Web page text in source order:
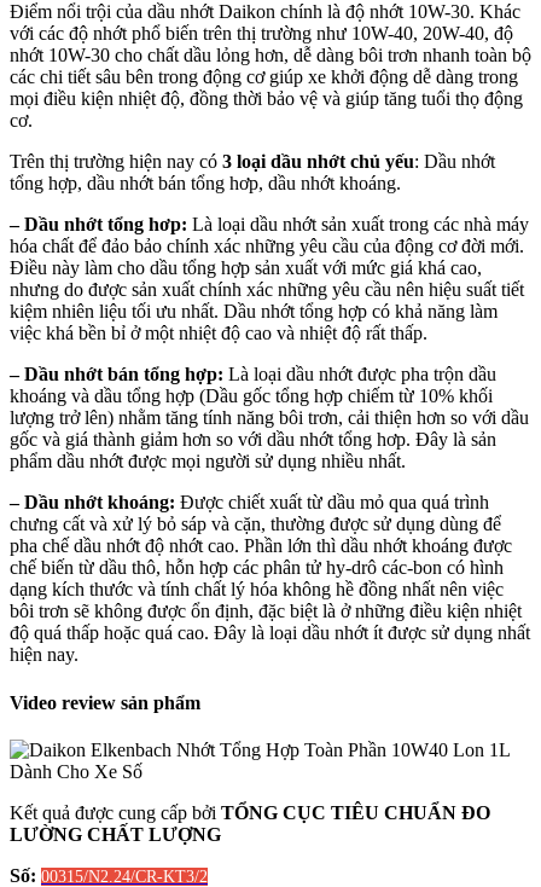
Điểm nổi trội của dầu nhớt Daikon chính là độ nhớt 10W-30. Khác
với các độ nhớt phổ biến trên thị trường như 10W-40, 20W-40, độ
nhớt 10W-30 cho chất dầu lỏng hơn, dễ dàng bôi trơn nhanh toàn bộ
các chi tiết sâu bên trong động cơ giúp xe khởi động dễ dàng trong
mọi điều kiện nhiệt độ, đồng thời bảo vệ và giúp tăng tuổi thọ động
cơ.
Trên thị trường hiện nay có 3 loại dầu nhớt chủ yếu: Dầu nhớt
tổng hợp, dầu nhớt bán tổng hơp, dầu nhớt khoáng.
– Dầu nhớt tổng hơp: Là loại dầu nhớt sản xuất trong các nhà máy
hóa chất để đảo bảo chính xác những yêu cầu của động cơ đời mới.
Điều này làm cho dầu tổng hợp sản xuất với mức giá khá cao,
nhưng do được sản xuất chính xác những yêu cầu nên hiệu suất tiết
kiệm nhiên liệu tối ưu nhất. Dầu nhớt tổng hợp có khả năng làm
việc khá bền bỉ ở một nhiệt độ cao và nhiệt độ rất thấp.
– Dầu nhớt bán tổng hợp: Là loại dầu nhớt được pha trộn dầu
khoáng và dầu tổng hợp (Dầu gốc tổng hợp chiếm từ 10% khối
lượng trở lên) nhằm tăng tính năng bôi trơn, cải thiện hơn so với dầu
gốc và giá thành giảm hơn so với dầu nhớt tổng hơp. Đây là sản
phẩm dầu nhớt được mọi người sử dụng nhiều nhất.
– Dầu nhớt khoáng: Được chiết xuất từ dầu mỏ qua quá trình
chưng cất và xử lý bỏ sáp và cặn, thường được sử dụng dùng để
pha chế dầu nhớt độ nhớt cao. Phần lớn thì dầu nhớt khoáng được
chế biến từ dầu thô, hỗn hợp các phân tử hy-drô các-bon có hình
dạng kích thước và tính chất lý hóa không hề đồng nhất nên việc
bôi trơn sẽ không được ổn định, đặc biệt là ở những điều kiện nhiệt
độ quá thấp hoặc quá cao. Đây là loại dầu nhớt ít được sử dụng nhất
hiện nay.
Video review sản phẩm
Kết quả được cung cấp bởi TỔNG CỤC TIÊU CHUẨN ĐO
LƯỜNG CHẤT LƯỢNG
Số: 00315/N2.24/CR-KT3/2